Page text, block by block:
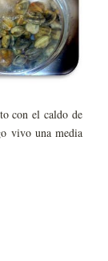
con el caldo de
vivo una media